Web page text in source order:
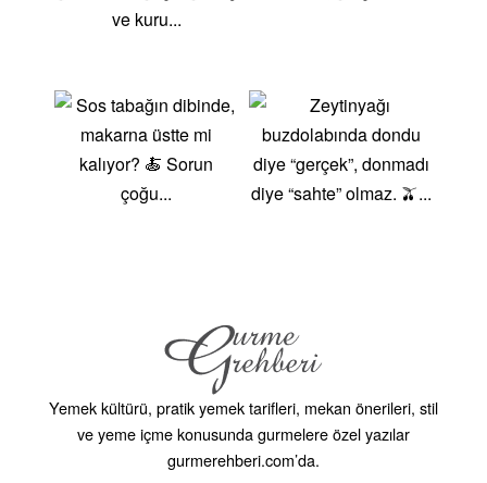
azaltabilir. Stres yönetimi de kalp sağlığı için kritik bir
sağlığınızı korumanıza yardımcı olabilir.
Neden Kalp Sağlığı?
Uzun ve Kaliteli Yaşam: Sağlıklı bir kalp, uzun ve
yöneterek kalp hastalıkları riskini azaltabilirsiniz.
Enerji ve Zindelik: Kalp sağlığınızı koruyarak,
günlük aktivitelerinizde daha enerjik ve zinde
hissedebilirsiniz.
Genel Sağlık: Kalp sağlığı, genel vücut
sağlığınızın bir yansımasıdır; kalbinizi korumak,
Yemek kültürü, pratik yemek tarifleri, mekan önerileri, stil
ve yeme içme konusunda gurmelere özel yazılar
gurmerehberi.com’da.